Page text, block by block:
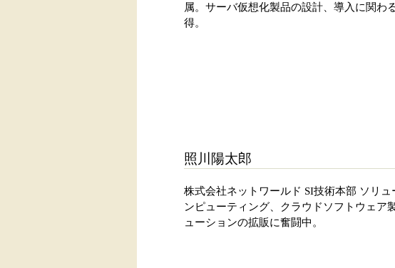
属。サーバ仮想化製品の設計、導入に関わ
得。
照川陽太郎
株式会社ネットワールド SI技術本部 ソリ
ンピューティング、クラウドソフトウェア
ューションの拡販に奮闘中。